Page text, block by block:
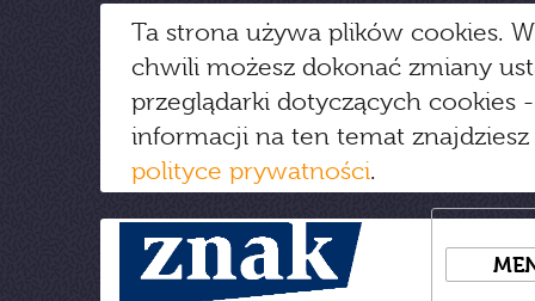
Ta strona używa plików cookies.
chwili możesz dokonać zmiany
przeglądarki dotyczących cookies
informacji na ten temat
polityce prywatności.